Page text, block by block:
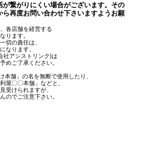
が繋がりにくい場合がございます。その
ら再度お問い合わせ下さいますようお願
各店舗を経営する
ります。
切の責任は、
なります。
社アシストリンク)は
めご了承ください。
舗」の名を無断で使用したり、
屋〇〇本舗」などと、
受けられますが、
のでご注意下さい。